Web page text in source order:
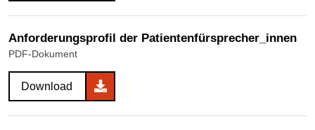
Anforderungsprofil der Patientenfürsprecher_innen
PDF-Dokument
Download